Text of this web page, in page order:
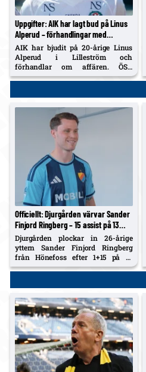
Uppgifter: AIK har lagt bud på Linus
Alperud – förhandlingar med
Lilleström; ÖSK har 20 %
vidareförsäljning
AIK har bjudit på 20-årige Linus
Alperud i Lilleström och
förhandlar om affären. ÖSK
säkrade 20 % vidareförsäljning vid
Officiellt: Djurgården värvar Sander
Finjord Ringberg – 15 assist på 13
matcher i Hönefoss, kontrakt till juni
2031
Djurgården plockar in 26-årige
yttern Sander Finjord Ringberg
från Hönefoss efter 1+15 på 13
matcher i år. Avtal till sista juni